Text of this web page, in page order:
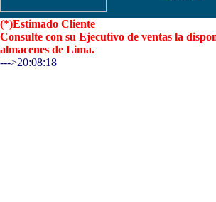
(*)Estimado Cliente
Consulte con su Ejecutivo de ventas la
almacenes de Lima.
--->20:08:18